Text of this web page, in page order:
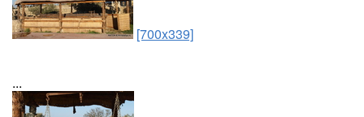
[700x339]
...